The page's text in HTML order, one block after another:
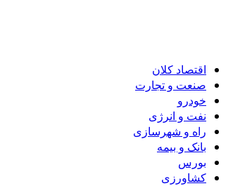
اقتصاد کلان
صنعت و تجارت
خودرو
نفت و انرژی
راه و شهرسازی
بانک و بیمه
بورس
کشاورزی